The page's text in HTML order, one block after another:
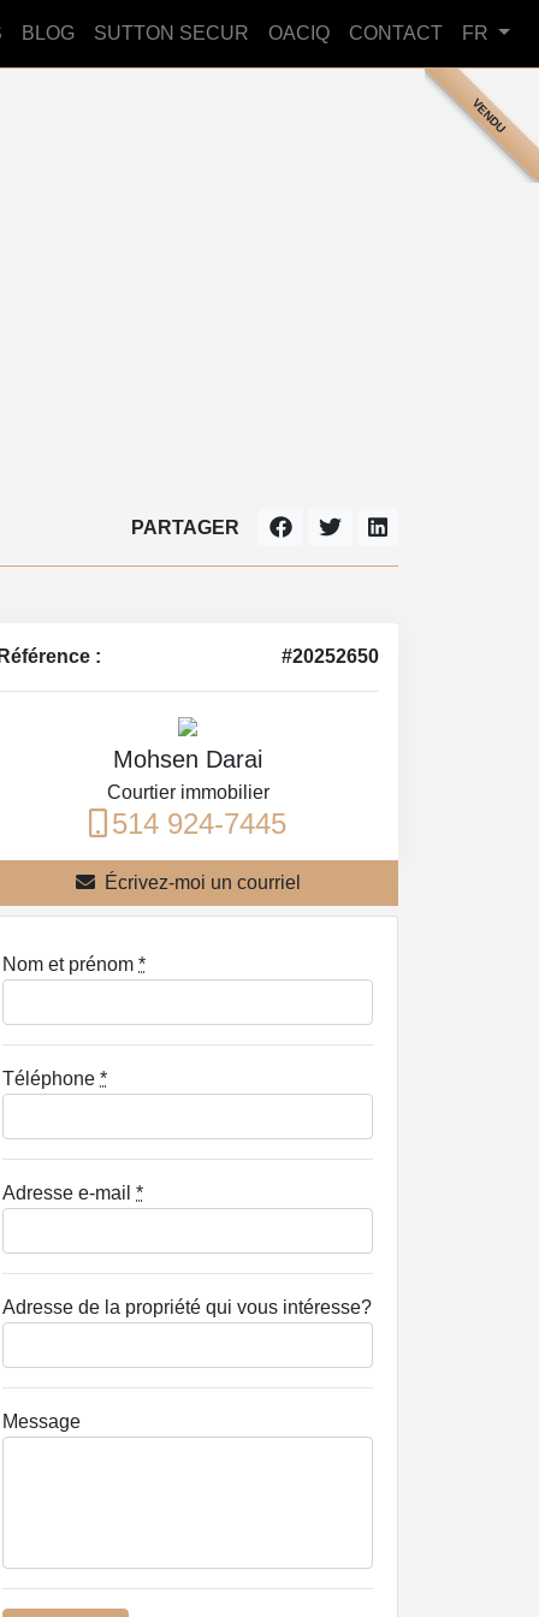
BLOG SUTTON SECUR OACIQ CONTACT FR
VENDU
PARTAGER
Référence : #20252650
Mohsen Darai
Courtier immobilier
514 924-7445
Écrivez-moi un courriel
Nom et prénom *
Téléphone *
Adresse e-mail *
Adresse de la propriété qui vous intéresse?
Message